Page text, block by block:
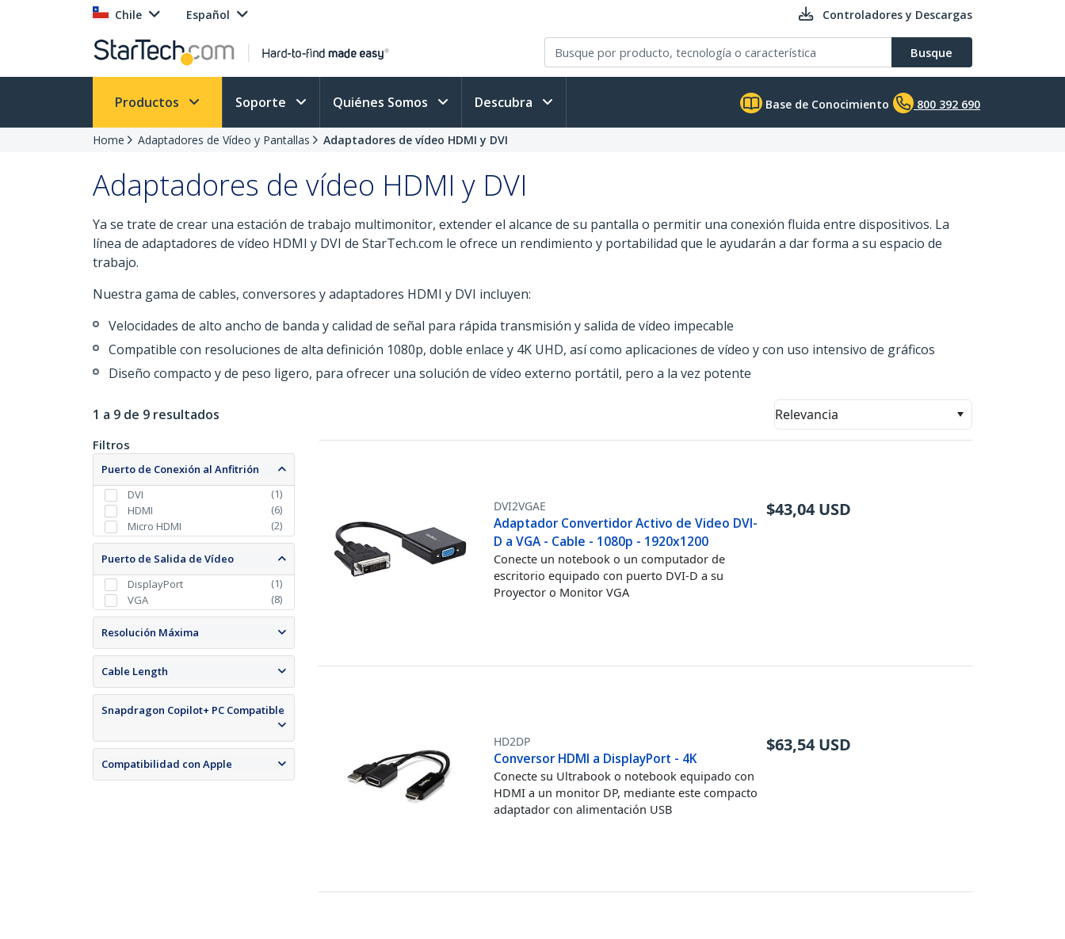
Chile Español Controladores y Descargas
Busque
Productos Soporte Quiénes Somos Descubra Base de Conocimiento 800 392 690
Home Adaptadores de Vídeo y Pantallas Adaptadores de vídeo HDMI y DVI
Adaptadores de vídeo HDMI y DVI
Ya se trate de crear una estación de trabajo multimonitor, extender el alcance de su pantalla o permitir una conexión fluida entre dispositivos. La
línea de adaptadores de vídeo HDMI y DVI de StarTech.com le ofrece un rendimiento y portabilidad que le ayudarán a dar forma a su espacio de
trabajo.
Nuestra gama de cables, conversores y adaptadores HDMI y DVI incluyen:
Velocidades de alto ancho de banda y calidad de señal para rápida transmisión y salida de vídeo impecable
Compatible con resoluciones de alta definición 1080p, doble enlace y 4K UHD, así como aplicaciones de vídeo y con uso intensivo de gráficos
Diseño compacto y de peso ligero, para ofrecer una solución de vídeo externo portátil, pero a la vez potente
1 a 9 de 9 resultados Relevancia
Filtros
Puerto de Conexión al Anfitrión
DVI
(1)
HDMI
(6)
Micro HDMI
(2)
Puerto de Salida de Vídeo
DisplayPort
(1)
VGA
(8)
Resolución Máxima
Cable Length
Snapdragon Copilot+ PC Compatible
Compatibilidad con Apple
DVI2VGAE
Adaptador Convertidor Activo de Video DVI-
D a VGA - Cable - 1080p - 1920x1200
Conecte un notebook o un computador de
escritorio equipado con puerto DVI-D a su
Proyector o Monitor VGA
$43,04 USD
HD2DP
Conversor HDMI a DisplayPort - 4K
Conecte su Ultrabook o notebook equipado con
HDMI a un monitor DP, mediante este compacto
adaptador con alimentación USB
$63,54 USD